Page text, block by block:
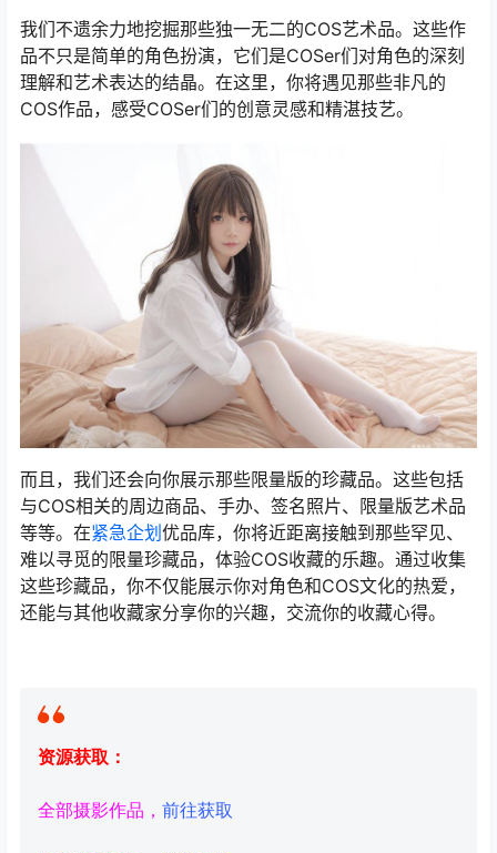
我们不遗余力地挖掘那些独一无二的COS艺术品。这些作
品不只是简单的角色扮演，它们是COSer们对角色的深刻
理解和艺术表达的结晶。在这里，你将遇见那些非凡的
COS作品，感受COSer们的创意灵感和精湛技艺。
而且，我们还会向你展示那些限量版的珍藏品。这些包括
与COS相关的周边商品、手办、签名照片、限量版艺术品
等等。在紧急企划优品库，你将近距离接触到那些罕见、
难以寻觅的限量珍藏品，体验COS收藏的乐趣。通过收集
这些珍藏品，你不仅能展示你对角色和COS文化的热爱，
还能与其他收藏家分享你的兴趣，交流你的收藏心得。
资源获取：
全部摄影作品， 前往获取